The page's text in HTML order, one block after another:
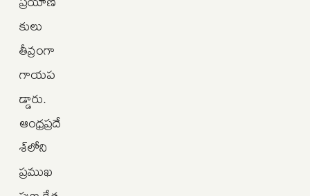
కులు
తీవ్రంగా
గాయప
డ్డారు.
ఆంధ్రప్రదే
శ్‌లోని
ప్రముఖ